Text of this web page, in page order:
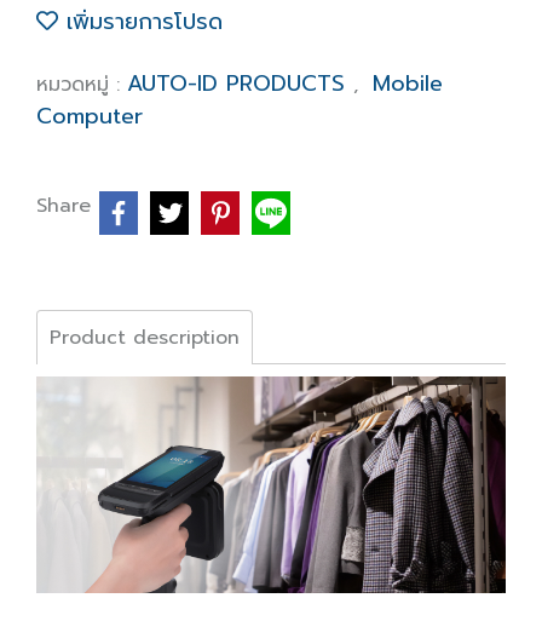
เพิ่มรายการโปรด
หมวดหมู่ : AUTO-ID PRODUCTS , Mobile
Computer
Share
Product description